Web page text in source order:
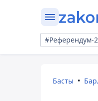
#Референдум-
Басты